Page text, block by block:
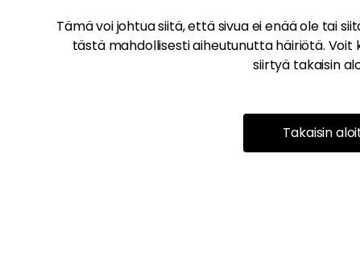
Tämä voi johtua siitä, että sivua ei enää ole tai
tästä mahdollisesti aiheutunutta häiriötä.
siirtyä takaisin
Takaisin